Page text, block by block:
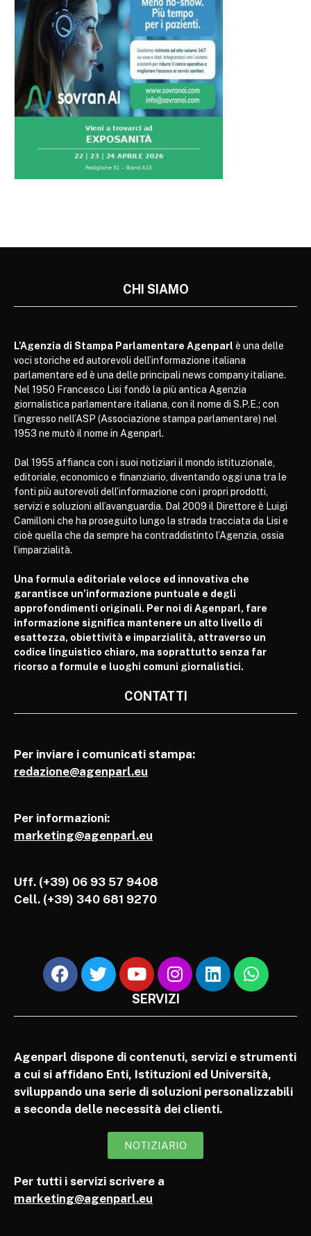
CHI SIAMO
L’Agenzia di Stampa Parlamentare Agenparl è una delle
voci storiche ed autorevoli dell’informazione italiana
parlamentare ed è una delle principali news company italiane.
Nel 1950 Francesco Lisi fondò la più antica Agenzia
giornalistica parlamentare italiana, con il nome di S.P.E.; con
l’ingresso nell’ASP (Associazione stampa parlamentare) nel
1953 ne mutò il nome in Agenparl.
Dal 1955 affianca con i suoi notiziari il mondo istituzionale,
editoriale, economico e finanziario, diventando oggi una tra le
fonti più autorevoli dell’informazione con i propri prodotti,
servizi e soluzioni all’avanguardia. Dal 2009 il Direttore è Luigi
Camilloni che ha proseguito lungo la strada tracciata da Lisi e
cioè quella che da sempre ha contraddistinto l’Agenzia, ossia
l’imparzialità.
Una formula editoriale veloce ed innovativa che
garantisce un’informazione puntuale e degli
approfondimenti originali. Per noi di Agenparl, fare
informazione significa mantenere un alto livello di
esattezza, obiettività e imparzialità, attraverso un
codice linguistico chiaro, ma soprattutto senza far
ricorso a formule e luoghi comuni giornalistici.
CONTATTI
Per inviare i comunicati stampa:
redazione@agenparl.eu
Per informazioni:
marketing@agenparl.eu
Uff. (+39) 06 93 57 9408
Cell. (+39) 340 681 9270
SERVIZI
Agenparl dispone di contenuti, servizi e strumenti
a cui si affidano Enti, Istituzioni ed Università,
sviluppando una serie di soluzioni personalizzabili
a seconda delle necessità dei clienti.
NOTIZIARIO
Per tutti i servizi scrivere a
marketing@agenparl.eu